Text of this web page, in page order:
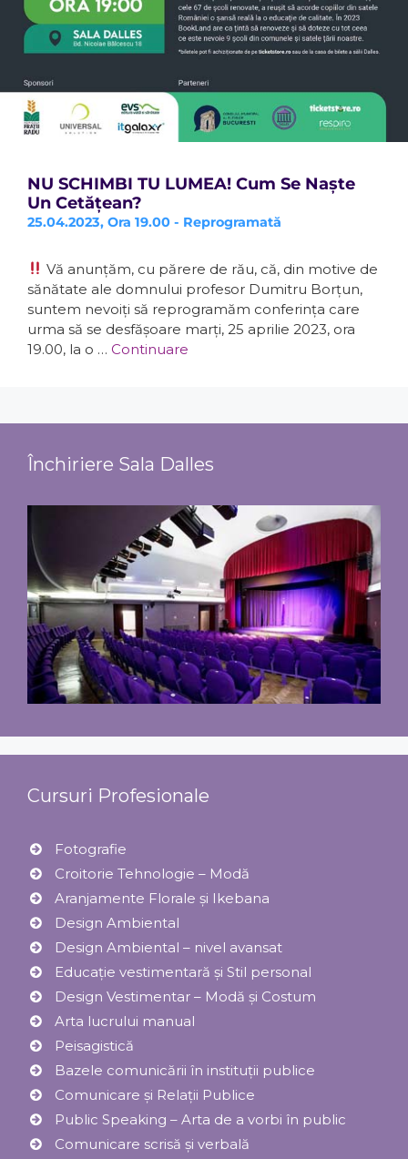
NU SCHIMBI TU LUMEA! Cum Se Naște
Un Cetățean?
25.04.2023, Ora 19.00 - Reprogramată
Vă anunțăm, cu părere de rău, că, din motive de
sănătate ale domnului profesor Dumitru Borțun,
suntem nevoiți să reprogramăm conferința care
urma să se desfășoare marți, 25 aprilie 2023, ora
19.00, la o … Continuare
Închiriere Sala Dalles
Cursuri Profesionale
Fotografie
Croitorie Tehnologie – Modă
Aranjamente Florale şi Ikebana
Design Ambiental
Design Ambiental – nivel avansat
Educație vestimentară și Stil personal
Design Vestimentar – Modă şi Costum
Arta lucrului manual
Peisagistică
Bazele comunicării în instituții publice
Comunicare și Relaţii Publice
Public Speaking – Arta de a vorbi în public
Comunicare scrisă și verbală